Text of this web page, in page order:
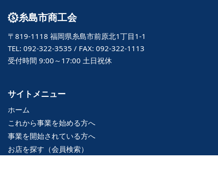
糸島市商工会
〒819-1118 福岡県糸島市前原北1丁目1-1
TEL: 092-322-3535 / FAX: 092-322-1113
受付時間 9:00～17:00 土日祝休
サイトメニュー
ホーム
これから事業を始める方へ
事業を開始されている方へ
お店を探す（会員検索）